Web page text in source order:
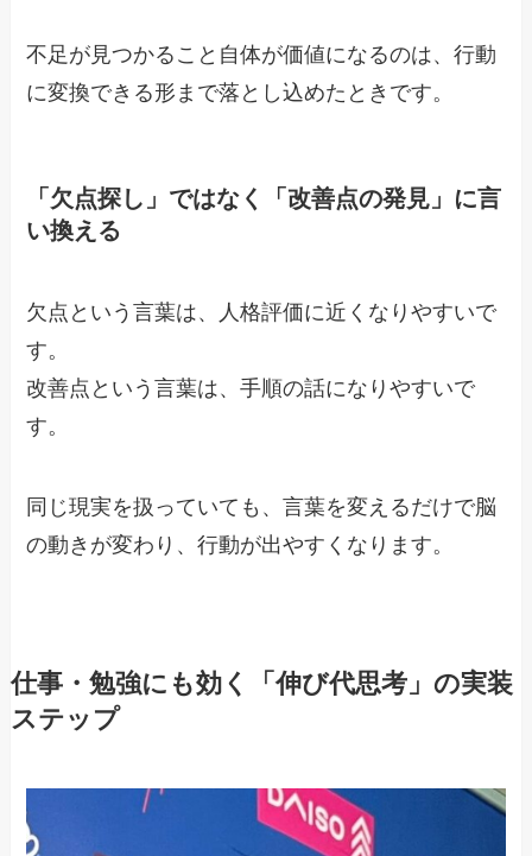
不足が見つかること自体が価値になるのは、行動
に変換できる形まで落とし込めたときです。
「欠点探し」ではなく「改善点の発見」に言
い換える
欠点という言葉は、人格評価に近くなりやすいで
す。
改善点という言葉は、手順の話になりやすいで
す。
同じ現実を扱っていても、言葉を変えるだけで脳
の動きが変わり、行動が出やすくなります。
仕事・勉強にも効く「伸び代思考」の実装
ステップ